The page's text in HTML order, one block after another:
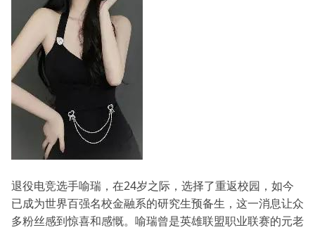
退役电竞选手喻瑞，在24岁之际，选择了重返校园，如今
已成为世界百强名校金融系的研究生预备生，这一消息让众
多粉丝感到惊喜和感慨。喻瑞曾是英雄联盟职业联赛的元老